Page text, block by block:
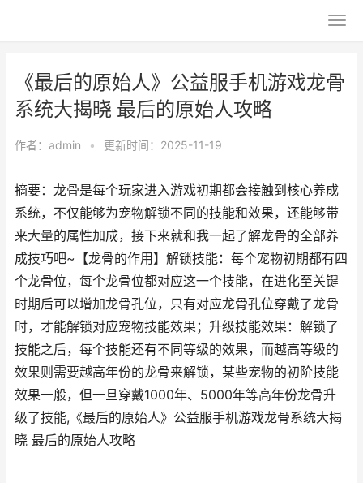
《最后的原始人》公益服手机游戏龙骨
系统大揭晓 最后的原始人攻略
作者： admin • 更新时间：2025-11-19
摘要：龙骨是每个玩家进入游戏初期都会接触到核心养成
系统，不仅能够为宠物解锁不同的技能和效果，还能够带
来大量的属性加成，接下来就和我一起了解龙骨的全部养
成技巧吧~【龙骨的作用】解锁技能：每个宠物初期都有四
个龙骨位，每个龙骨位都对应这一个技能，在进化至关键
时期后可以增加龙骨孔位，只有对应龙骨孔位穿戴了龙骨
时，才能解锁对应宠物技能效果；升级技能效果：解锁了
技能之后，每个技能还有不同等级的效果，而越高等级的
效果则需要越高年份的龙骨来解锁，某些宠物的初阶技能
效果一般，但一旦穿戴1000年、5000年等高年份龙骨升
级了技能,《最后的原始人》公益服手机游戏龙骨系统大揭
晓 最后的原始人攻略